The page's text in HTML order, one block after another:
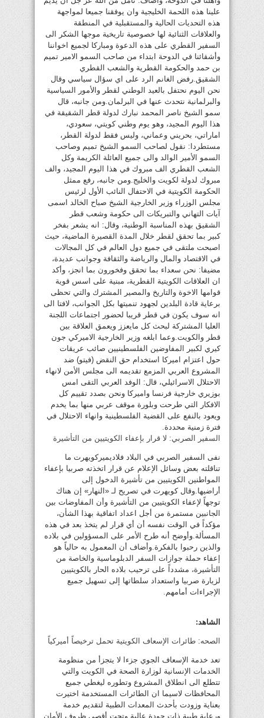
علينا هذه اللحمة الخليجية وان يوفقنا جميعا لمواجهة
هذه التحديات الحالية والمستقبلية في المنطقة
والعلاقات الثنائية لها خصوصية تاريخية موجها الشكر الى
السفير القطري على هذه الدعوة ومباركا لجميع اخواننا
وأشقائنا في الدوحة ابتداء من صاحب السمو الامير تميم
بن حمد والحكومة القطرية والشعب القطري
الشقيق.رفض الغانم الرد على اي سؤال سياسي وقال
نحن اليوم نحتفل بالعيد الوطني لقطر والأمور السياسية
والبرلمانية نتحدث عنها في البرلمان.ومن جانبه، قال
سمو الشيخ ناصر المحمد نبارك لدولة قطر الشقيقة في
هذا اليوم المجيد، وهو يوم وطني كويتي، سعودي،
اماراتي، بحريني وعماني، وليس فقط لدولة القطر،
مستطردا: نقول لصاحب السمو الشيخ تميم وصاحب
السمو الأمير الوالد والى جميع العائلة الكريمة وكل
الشعب القطري الف مبروك في هذا اليوم المجيد، والف
مبروك لدولة لكويت والخليج.ومن جانبه، رفع ممثل
الحكومة الكويتية في الاحتفال النائب الأول لرئيس
مجلس الوزراء وزير الخارجية الشيخ صباح الخالد اسمى
آيات التهاني والتبريكات الى حكومة وشعب قطر
الشقيق بهذه المناسبة الوطنية، وقال: انه يشعر بفخر
كبير بما تحقق لقطر خلال المدة القصيرة الماضية، حيث
اصبحت ملتقى في جميع دول العالم في كل المجالات
في الاقتصاد والمال والرياضة والثقافة وجوانب عديدة،
مضيفا: نحن سعداء بما تحقق وفخورون بما انجز، وأكد
ان العلاقات الكويتية القطرية، مبنية على اسس قوية
قوامها الاخوة والتاريخ والمصير المشترك والتي تحظى
برعاية قادة البلدين لجهود تنميتها بكل الجوانب، لافتا الى
انه سوف يكون في قطر قريبا لحضور اجتماعات اللجنة
العليا المشتركة لبحث كل مايعزز ويعمق العلاقة بين
قطر والكويت.وعما ابلغه وزير الخارجية الاميركي جون
كيري لكبير المفاوضين الفلسطينيين صائب عريقات
حول اعتزام اميركا استخدام حق النقض (فيتو) ضد
المشروع العربي المزمع تقديمه الى مجلس الأمن لانهاء
الاحتلال الاسرائيلي، قال: الوفد العربي التقى امس
بوزيري خارجية فرنسا واميركا ونحن بصدد تقييم كل
الافكار التي طرحت وبلورة موقف عربي منها بما يخدم
ويعود بالنفع على القضية الفلسطينية وانهاء الاحتلال في
فترة زمنية محددة.
السفير الصربي: لا قرار بإعفاء الكويتيين من التأشيرة
نفى السفير الصربي في البلاد فلاديميركويهرت ما
تناقلته بعض وسائل الإعلام عن قرار اتخذته صربيا بإعفاء
المواطنين الكويتيين من تأشيرة الدخول إلى
أراضيها.وقال كويهرت في تصريح لـ «النهار» إن هناك
توجهاً لإعفاء الكويتيين من التأشيرة وأن المفاوضات بين
الجانبين مستمرة من أجل اعداد اتفاقية بهذا الشأن،
مؤكداً في الوقت نفسه أن أي قرار لم يتخذ بعد في هذه
المسألة.وأوضح أنه طرح الأمر على المسؤولين في بلاده
والذين رحبوا بالفكرة.وأضاف أن المعمول به حالياً هو
إعفاء حملة جوازات السفر الدبلوماسية والخاصة من
التأشيرة، مشدداً على ترحيب بلاده الحار بالكويتيين
لزيارة صربيا واستعداد سلطاتها إلى تسهيل جميع
الإجراءات أمامهم.
الشاهد:
الصحه: طائرات الإسعاف الكويتية تحمل ترخيصاً أميركياً
تعد خدمة الإسعاف الجوي جزءا لا يتجزأ من منظومة
الخدمات الإنسانية لوزارة الصحة في الكويت والتي
تتطلع الى انطلاق المشروع وتطوره ليغطي جميع
المحافظات لاسيما ان الطائرات المستخدمة اختيرت
بعناية وزودت بأحدث المعدات الطبية لتقديم خدمة
ورعاية طبية ذات جودة عالية وتحت أقصى ظروف الأمان